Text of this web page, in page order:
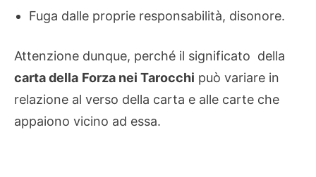
Fuga dalle proprie responsabilità, disonore.
Attenzione dunque, perché il significato della
carta della Forza nei Tarocchi può variare in
relazione al verso della carta e alle carte che
appaiono vicino ad essa.